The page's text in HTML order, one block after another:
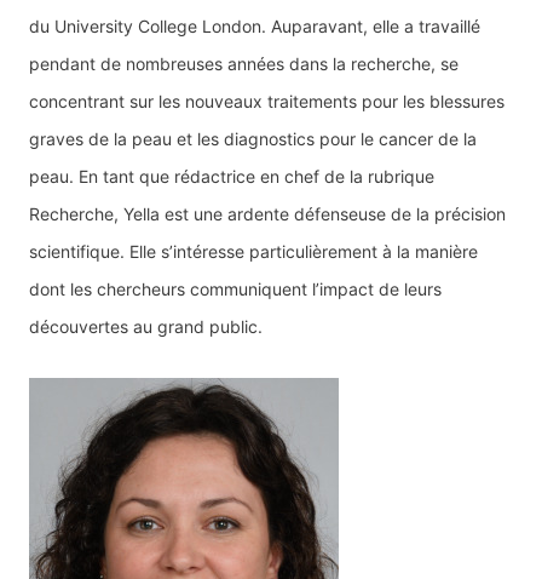
du University College London. Auparavant, elle a travaillé
pendant de nombreuses années dans la recherche, se
concentrant sur les nouveaux traitements pour les blessures
graves de la peau et les diagnostics pour le cancer de la
peau. En tant que rédactrice en chef de la rubrique
Recherche, Yella est une ardente défenseuse de la précision
scientifique. Elle s’intéresse particulièrement à la manière
dont les chercheurs communiquent l’impact de leurs
découvertes au grand public.